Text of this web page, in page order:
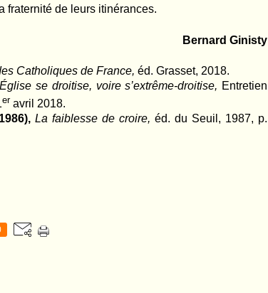
fraternité de leurs itinérances.
Bernard Ginisty
Catholiques de France, éd. Grasset, 2018.
se droitise, voire s’extrême-droitise, Entretien
er avril 2018.
La faiblesse de croire, éd. du Seuil, 1987, p.